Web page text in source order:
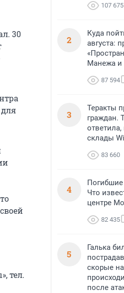
30
тел.
107 675
2
Куда
августа:
Манежа и
87 594
3
Теракты
граждан.
склады
83 660
4
Что
центре
82 435
5
Галька
скорые
после